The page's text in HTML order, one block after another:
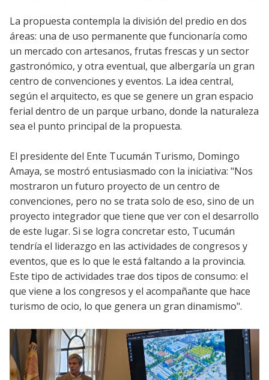
La propuesta contempla la división del predio en dos
áreas: una de uso permanente que funcionaría como
un mercado con artesanos, frutas frescas y un sector
gastronómico, y otra eventual, que albergaría un gran
centro de convenciones y eventos. La idea central,
según el arquitecto, es que se genere un gran espacio
ferial dentro de un parque urbano, donde la naturaleza
sea el punto principal de la propuesta.
El presidente del Ente Tucumán Turismo, Domingo
Amaya, se mostró entusiasmado con la iniciativa: "Nos
mostraron un futuro proyecto de un centro de
convenciones, pero no se trata solo de eso, sino de un
proyecto integrador que tiene que ver con el desarrollo
de este lugar. Si se logra concretar esto, Tucumán
tendría el liderazgo en las actividades de congresos y
eventos, que es lo que le está faltando a la provincia.
Este tipo de actividades trae dos tipos de consumo: el
que viene a los congresos y el acompañante que hace
turismo de ocio, lo que genera un gran dinamismo".